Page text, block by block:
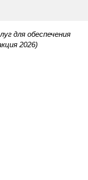
для обеспечения
2026)